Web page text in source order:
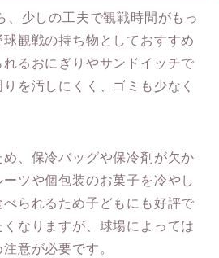
、少しの工夫で観戦時間がもっ
観戦の持ち物としておすすめ
るおにぎりやサンドイッチで
を汚しにくく、ゴミも少なく
、保冷バッグや保冷剤が欠か
ツや個包装のお菓子を冷やし
られるため子どもにも好評で
なりますが、球場によっては
意が必要です。